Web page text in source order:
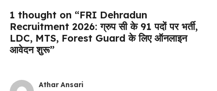
1 thought on “FRI Dehradun
Recruitment 2026: ग्रुप सी के 91 पदों पर भर्ती,
LDC, MTS, Forest Guard के लिए ऑनलाइन
आवेदन शुरू”
Athar Ansari